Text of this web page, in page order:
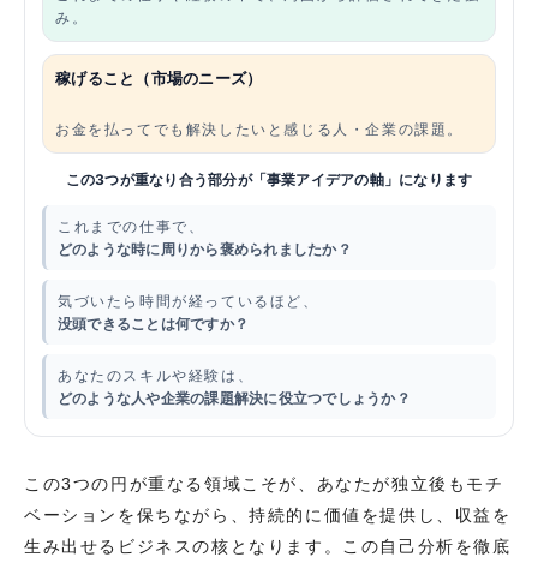
み。
稼げること（市場のニーズ）
お金を払ってでも解決したいと感じる人・企業の課題。
この3つが重なり合う部分が「事業アイデアの軸」になります
これまでの仕事で、
どのような時に周りから褒められましたか？
気づいたら時間が経っているほど、
没頭できることは何ですか？
あなたのスキルや経験は、
どのような人や企業の課題解決に役立つでしょうか？
この3つの円が重なる領域こそが、あなたが独立後もモチ
ベーションを保ちながら、持続的に価値を提供し、収益を
生み出せるビジネスの核となります。この自己分析を徹底